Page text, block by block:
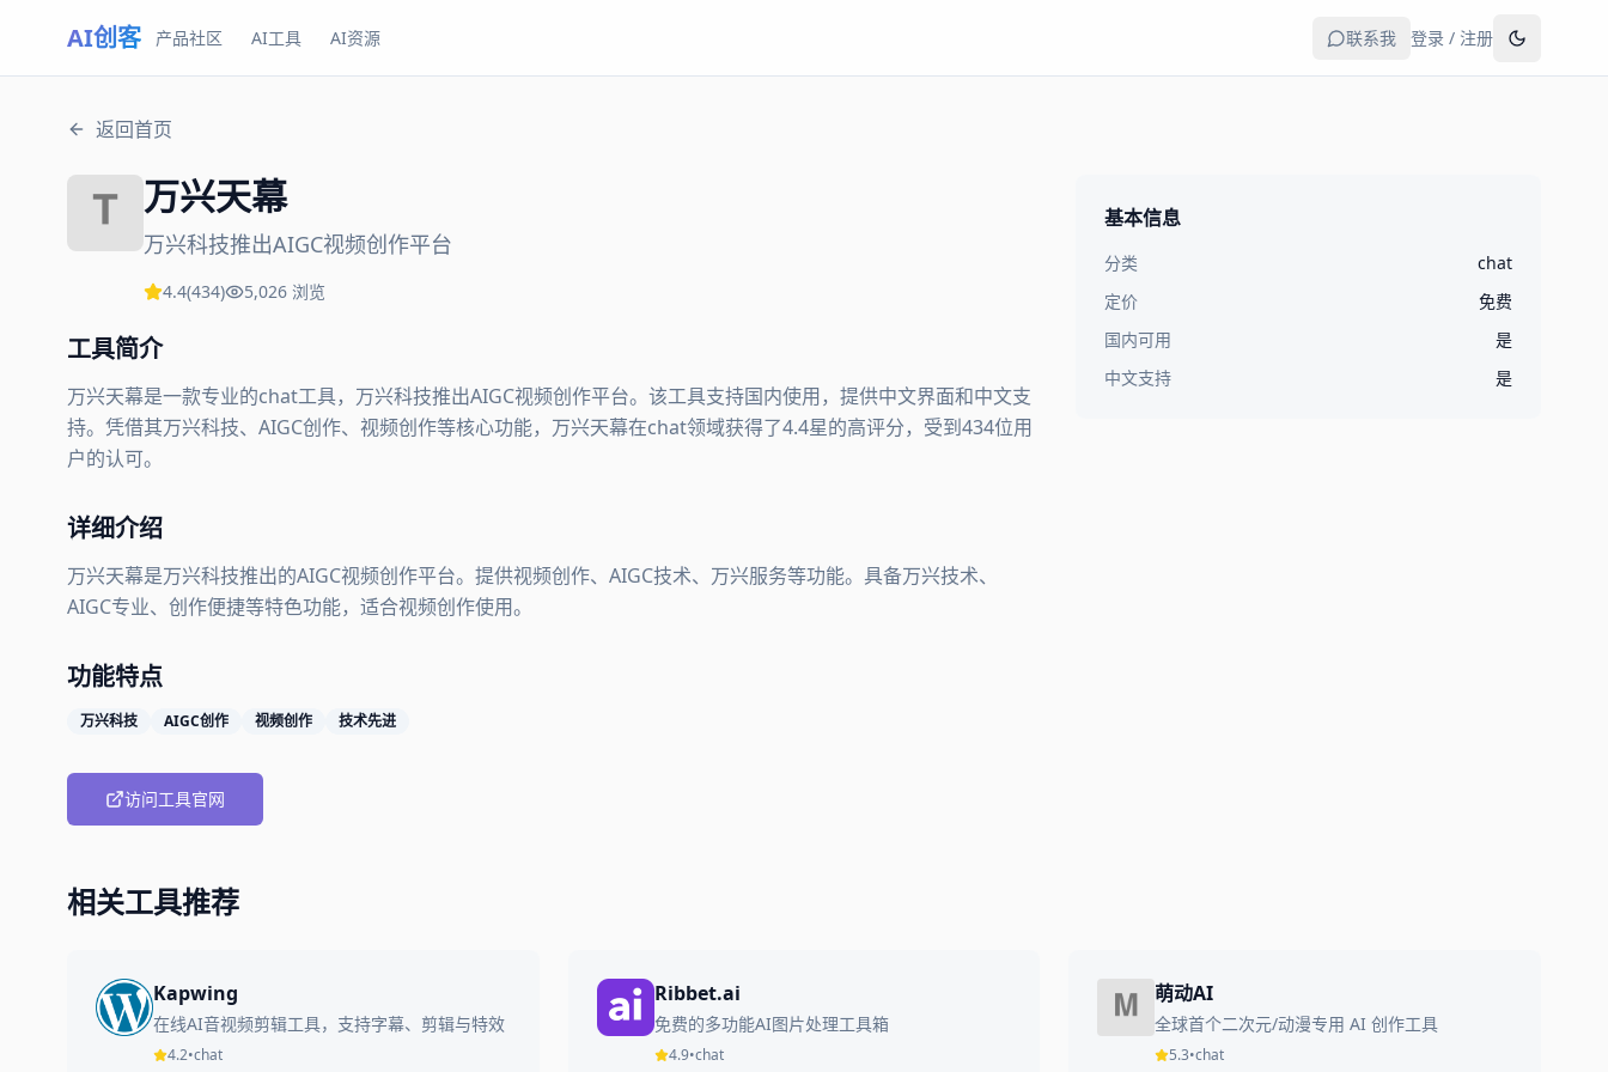
AI创客 产品社区 AI工具 AI资源 联系我 登录 / 注册
返回首页
万兴天幕
万兴科技推出AIGC视频创作平台
4.4(434) 5,026 浏览
工具简介
万兴天幕是一款专业的chat工具，万兴科技推出AIGC视频创作平台。该工具支持国内使用，提供中文界面和中文支
持。凭借其万兴科技、AIGC创作、视频创作等核心功能，万兴天幕在chat领域获得了4.4星的高评分，受到434位用
户的认可。
详细介绍
万兴天幕是万兴科技推出的AIGC视频创作平台。提供视频创作、AIGC技术、万兴服务等功能。具备万兴技术、
AIGC专业、创作便捷等特色功能，适合视频创作使用。
功能特点
万兴科技 AIGC创作 视频创作 技术先进
访问工具官网
基本信息
分类
chat
定价
免费
国内可用
是
中文支持
是
相关工具推荐
Kapwing
在线AI音视频剪辑工具，支持字幕、剪辑与特效
4.2•chat
Ribbet.ai
免费的多功能AI图片处理工具箱
4.9•chat
萌动AI
全球首个二次元/动漫专用 AI 创作工具
5.3•chat